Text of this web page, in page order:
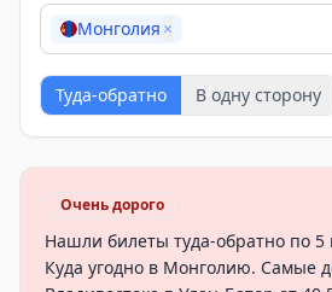
Монголия ×
Туда-обратно В одну сторону
Очень дорого
Нашли билеты туда-обратно по
Куда угодно в Монголию. Самые